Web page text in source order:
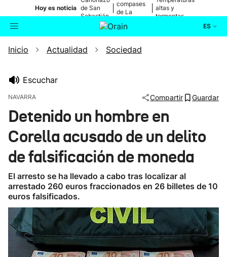
Hoy es noticia de San
Sebastián
compases
de La
altas y
tormentas
ES
Buscador Actualidad
Ikusmiran
Eguraldia
Inicio Actualidad Sociedad
Escuchar
NAVARRA Compartir Guardar
Detenido un hombre en
Corella acusado de un delito
de falsificación de moneda
El arresto se ha llevado a cabo tras localizar al
arrestado 260 euros fraccionados en 26 billetes de 10
euros falsificados.